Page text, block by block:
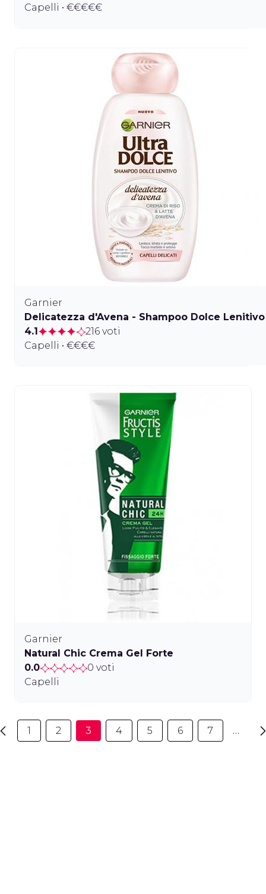
Capelli • €€€€€
Garnier
Delicatezza d'Avena - Shampoo Dolce Lenitivo
4.1
216 voti
Capelli • €€€€
Garnier
Natural Chic Crema Gel Forte
0.0
0 voti
Capelli
1 2 3 4 5 6 7 …